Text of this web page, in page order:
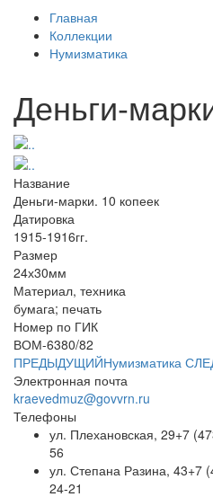
Главная
Коллекции
Нумизматика
Деньги-
Название
Деньги-марки. 10 копеек
Датировка
1915-1916гг.
Размер
24х30мм
Материал, техника
бумага; печать
Номер по ГИК
ВОМ-6380/82
ПРЕДЫДУЩИЙНумизматика
Электронная почта
kraevedmuz@govvrn.ru
Телефоны
ул. Плехановская, 29+7
56
ул. Степана Разина, 43+7
24-21